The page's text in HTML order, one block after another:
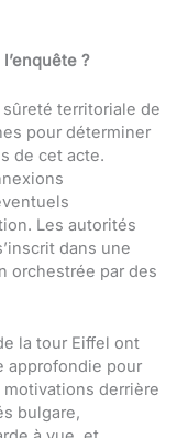
?
territoriale de
pour déterminer
de cet acte.
Les autorités
dans une
orchestrée par des
la tour Eiffel ont
approfondie pour
derrière
bulgare,